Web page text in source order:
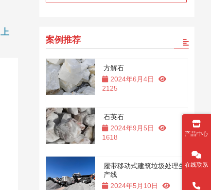
上
案例推荐
方解石
2024年6月4日
2125
石英石
2024年9月5日
1618
履带移动式建筑垃圾处理生
产线
2024年5月10日
产品中心
在线联系